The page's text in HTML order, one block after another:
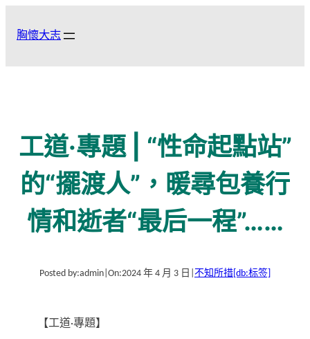
胸懷大志
工道·專題 | “性命起點站”
的“擺渡人”，暖尋包養行
情和逝者“最后一程”……
Posted by:admin On:2024 年 4 月 3 日 不知所措 [db:标签]
【工道·專題】